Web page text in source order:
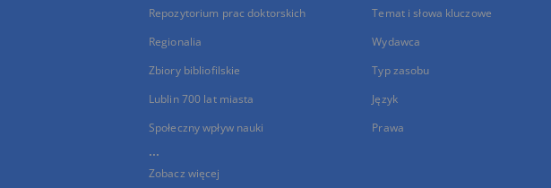
Repozytorium prac doktorskich
Regionalia
Zbiory bibliofilskie
Lublin 700 lat miasta
Społeczny wpływ nauki
...
Zobacz więcej
Temat i słowa kluczowe
Wydawca
Typ zasobu
Język
Prawa